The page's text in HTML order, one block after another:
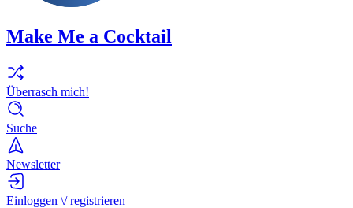
Make Me a Cocktail
Überrasch mich!
Suche
Newsletter
Einloggen \/ registrieren